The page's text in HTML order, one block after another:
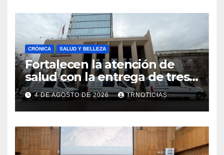
CRÓNICA SALUD Y BELLEZA
Fortalecen la atención de
salud con la entrega de tres
nuevas ambulancias para
Cauquenes y Sagrada Familia
4 DE AGOSTO DE 2026 TRNOTICIAS